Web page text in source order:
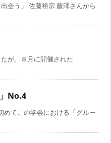
会う」 佐藤裕宗 藤澤さんから
が、８月に開催された
No.4
めてこの学会における「グルー